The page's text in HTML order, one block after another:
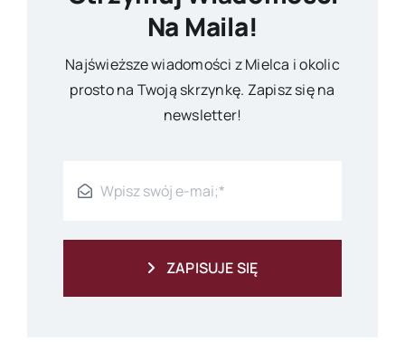
Na Maila!
Najświeższe wiadomości z Mielca i okolic
prosto na Twoją skrzynkę. Zapisz się na
newsletter!
ZAPISUJE SIĘ